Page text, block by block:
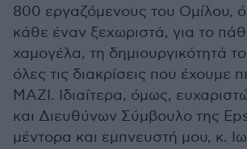
800 εργαζόμενους του Ομίλου,
κάθε έναν ξεχωριστά, για το
χαμογέλα, τη δημιουργικότητά
όλες τις διακρίσεις που έχουμε
ΜΑΖΙ. Ιδιαίτερα, όμως,
και Διευθύνων Σύμβουλο της
μέντορα και εμπνευστή μου, κ.